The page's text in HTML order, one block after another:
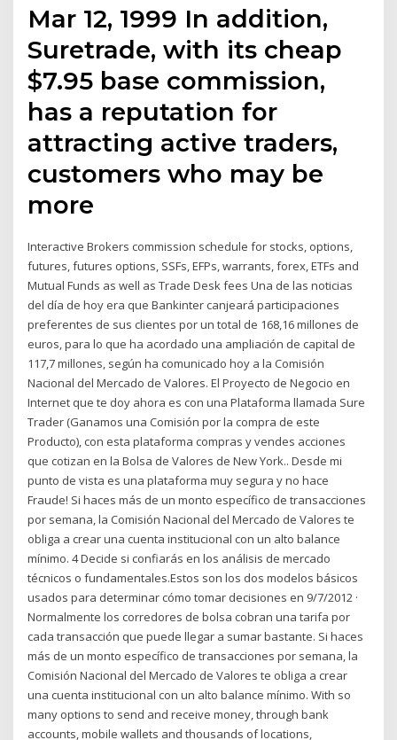
Mar 12, 1999 In addition,
Suretrade, with its cheap
$7.95 base commission,
has a reputation for
attracting active traders,
customers who may be
more
Interactive Brokers commission schedule for stocks, options,
futures, futures options, SSFs, EFPs, warrants, forex, ETFs and
Mutual Funds as well as Trade Desk fees Una de las noticias
del día de hoy era que Bankinter canjeará participaciones
preferentes de sus clientes por un total de 168,16 millones de
euros, para lo que ha acordado una ampliación de capital de
117,7 millones, según ha comunicado hoy a la Comisión
Nacional del Mercado de Valores. El Proyecto de Negocio en
Internet que te doy ahora es con una Plataforma llamada Sure
Trader (Ganamos una Comisión por la compra de este
Producto), con esta plataforma compras y vendes acciones
que cotizan en la Bolsa de Valores de New York.. Desde mi
punto de vista es una plataforma muy segura y no hace
Fraude! Si haces más de un monto específico de transacciones
por semana, la Comisión Nacional del Mercado de Valores te
obliga a crear una cuenta institucional con un alto balance
mínimo. 4 Decide si confiarás en los análisis de mercado
técnicos o fundamentales.Estos son los dos modelos básicos
usados para determinar cómo tomar decisiones en 9/7/2012 ·
Normalmente los corredores de bolsa cobran una tarifa por
cada transacción que puede llegar a sumar bastante. Si haces
más de un monto específico de transacciones por semana, la
Comisión Nacional del Mercado de Valores te obliga a crear
una cuenta institucional con un alto balance mínimo. With so
many options to send and receive money, through bank
accounts, mobile wallets and thousands of locations,